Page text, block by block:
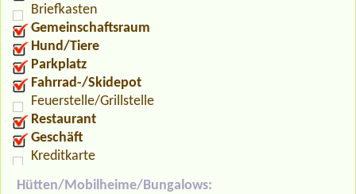
Briefkasten
Gemeinschaftsraum
Hund/Tiere
Parkplatz
Fahrrad-/Skidepot
Feuerstelle/Grillstelle
Restaurant
Geschäft
Kreditkarte
Hütten/Mobilheime/Bungalows: